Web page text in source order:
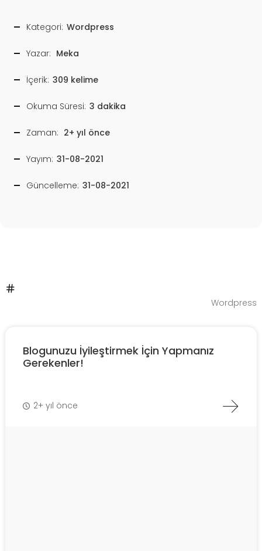
Kategori: Wordpress
Yazar: Meka
İçerik: 309 kelime
Okuma Süresi: 3 dakika
Zaman: 2+ yıl önce
Yayım: 31-08-2021
Güncelleme: 31-08-2021
Wordpress
Blogunuzu İyileştirmek İçin Yapmanız
Gerekenler!
2+ yıl önce